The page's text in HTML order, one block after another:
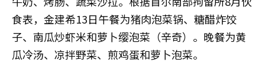
食表，金建希13日午餐为猪肉泡菜锅、糖醋炸饺
子、南瓜炒虾米和萝卜缨泡菜（辛奇）。晚餐为黄
瓜冷汤、凉拌野菜、煎鸡蛋和萝卜泡菜。